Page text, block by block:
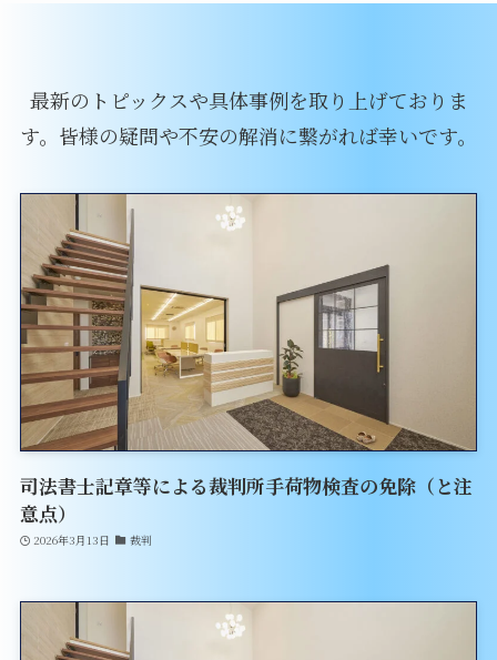
最新のトピックスや具体事例を取り上げておりま
す。 皆様の疑問や不安の解消に繋がれば幸いです。
司法書士記章等による裁判所手荷物検査の免除（と注
意点）
2026年3月13日 裁判